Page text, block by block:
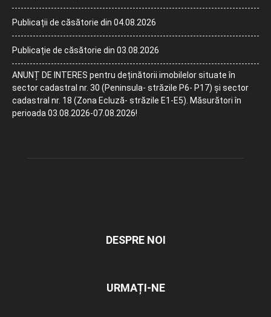
Publicații de căsătorie din 04.08.2026
Publicație de căsătorie din 03.08.2026
ANUNȚ DE INTERES pentru deținătorii imobilelor situate în
sector cadastral nr. 30 (Peninsula- străzile P6- P17) și sector
cadastral nr. 18 (Zona Ecluză- străzile E1-E5). Măsurători în
perioada 03.08.2026-07.08.2026!
DESPRE NOI
URMAȚI-NE